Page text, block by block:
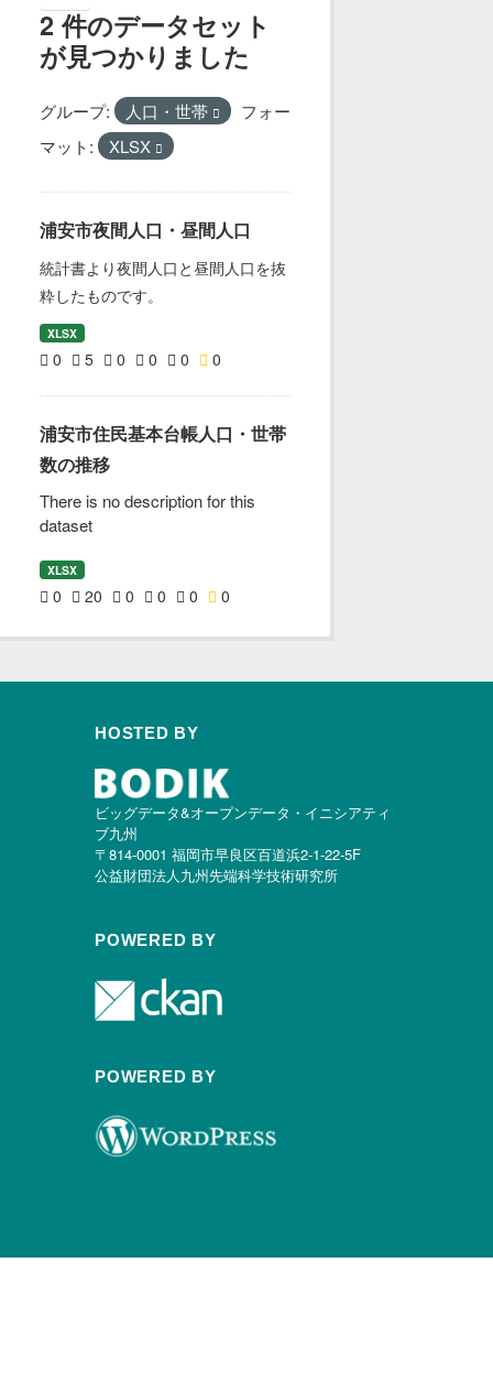
2 件のデータセット
が見つかりました
グループ: 人口・世帯
フォー
マット:
XLSX
浦安市夜間人口・昼間人口
統計書より夜間人口と昼間人口を抜
粋したものです。
XLSX
0 5 0 0 0 0
浦安市住民基本台帳人口・世帯
数の推移
There is no description for this
dataset
XLSX
0 20 0 0 0 0
HOSTED BY
ビッグデータ&オープンデータ・イニシアティ
ブ九州
〒814-0001 福岡市早良区百道浜2-1-22-5F
公益財団法人九州先端科学技術研究所
POWERED BY
POWERED BY